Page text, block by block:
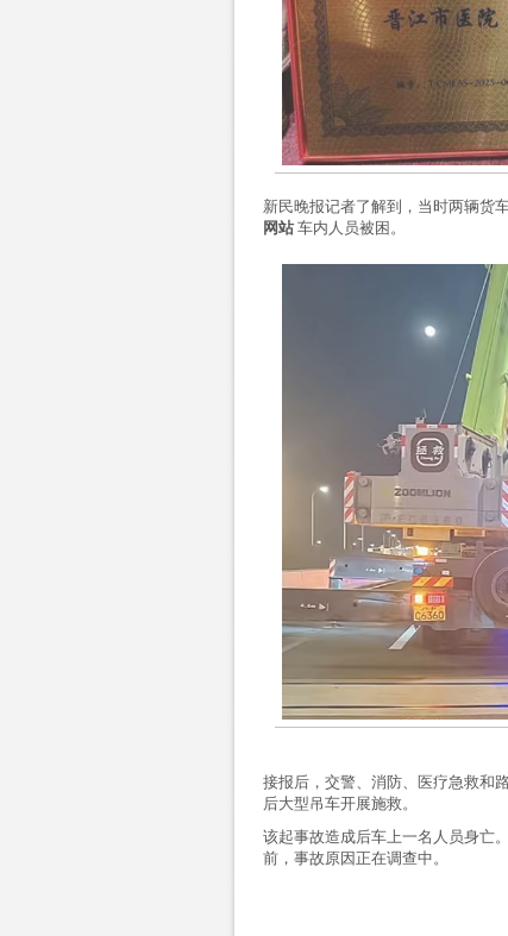
新民晚报记者了解到，当时两辆货
网站 车内人员被困。
接报后，交警、消防、医疗急救和
后大型吊车开展施救。
该起事故造成后车上一名人员身亡
前，事故原因正在调查中。